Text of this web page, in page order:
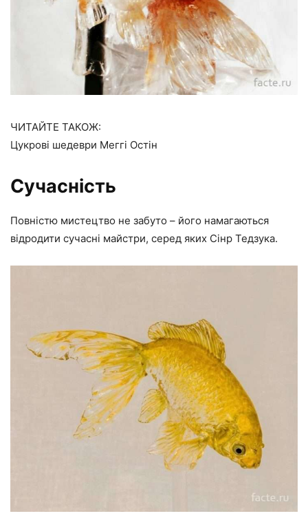
ЧИТАЙТЕ ТАКОЖ:
Цукрові шедеври Меггі Остін
Сучасність
Повністю мистецтво не забуто – його намагаються
відродити сучасні майстри, серед яких Сінр Тедзука.